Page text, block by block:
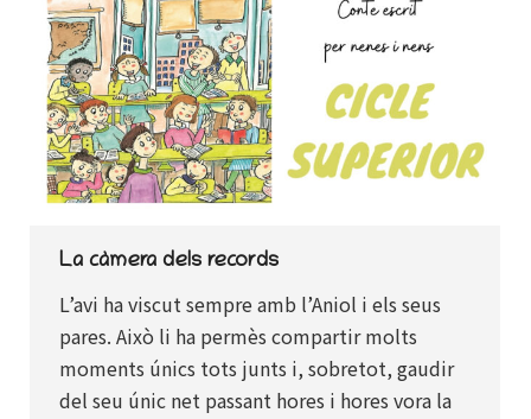
La càmera dels records
L’avi ha viscut sempre amb l’Aniol i els seus
pares. Això li ha permès compartir molts
moments únics tots junts i, sobretot, gaudir
del seu únic net passant hores i hores vora la